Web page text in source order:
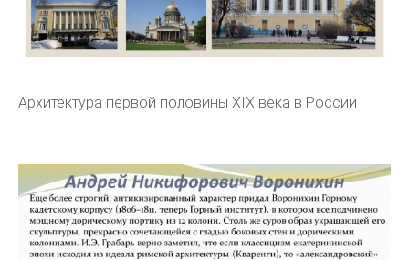
Архитектура первой половины XIX века в России